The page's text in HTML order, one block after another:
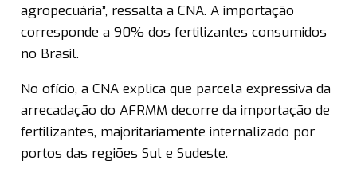
agropecuária”, ressalta a CNA. A importação
corresponde a 90% dos fertilizantes consumidos
no Brasil.
No ofício, a CNA explica que parcela expressiva da
arrecadação do AFRMM decorre da importação de
fertilizantes, majoritariamente internalizado por
portos das regiões Sul e Sudeste.